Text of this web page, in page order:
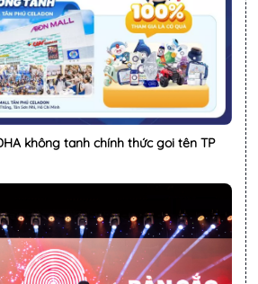
không tanh chính thức goi tên TP